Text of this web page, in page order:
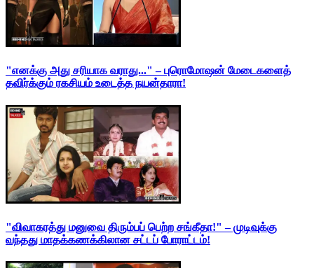
"எனக்கு அது சரியாக வராது..." – புரொமோஷன் மேடைகளைத்
தவிர்க்கும் ரகசியம் உடைத்த நயன்தாரா!
"விவாகரத்து மனுவை திரும்பப் பெற்ற சங்கீதா!" – முடிவுக்கு
வந்தது மாதக்கணக்கிலான சட்டப் போராட்டம்!